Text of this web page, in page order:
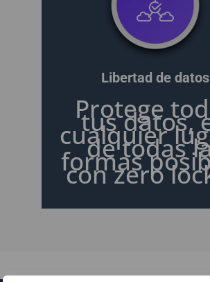
Libertad de datos
Protege
tus datos,
cualquier
de todas
formas
con zero